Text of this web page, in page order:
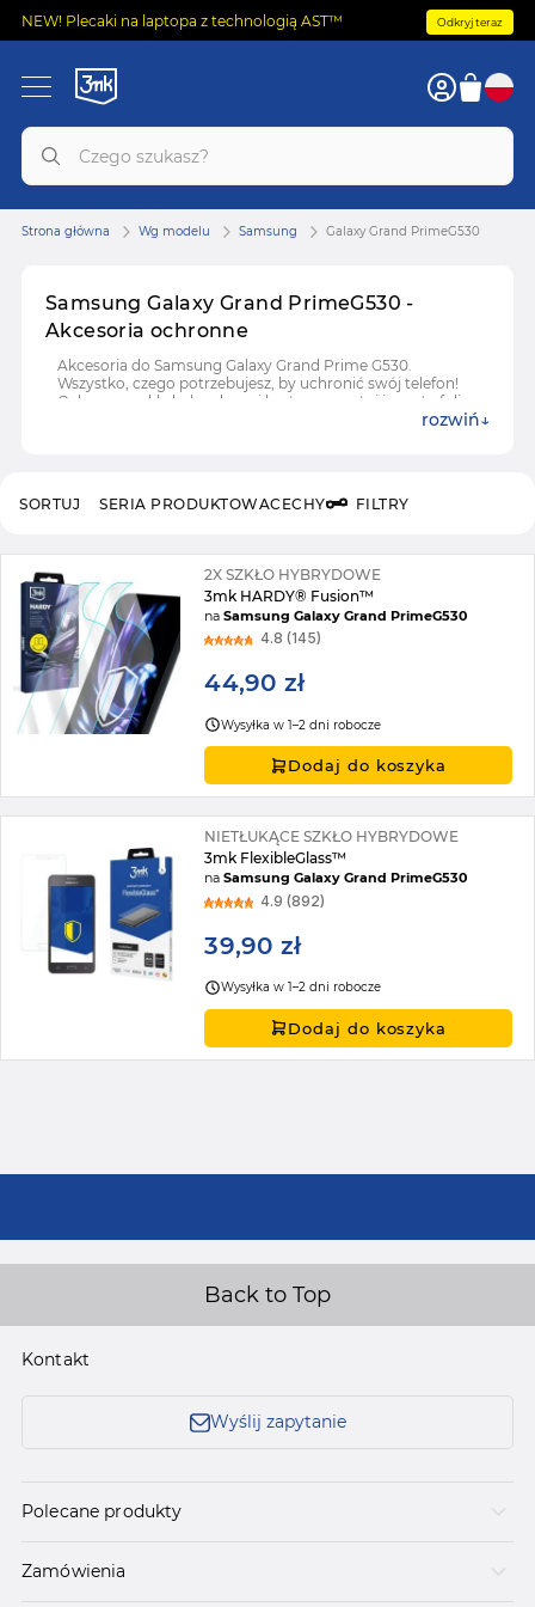
NEW! Plecaki na laptopa z technologią AST™ Odkryj teraz
Samsung Galaxy Grand PrimeG530 -
Akcesoria ochronne
Akcesoria do Samsung Galaxy Grand Prime G530.
Wszystko, czego potrzebujesz, by uchronić swój telefon!
Ochronne szkła hybrydowe i hartowane, etui i case'y, folie
rozwiń
Strona główna Wg modelu Samsung Galaxy Grand PrimeG530
SERIA PRODUKTOWACECHY FILTRY
SORTUJ
2X SZKŁO HYBRYDOWE
3mk HARDY® Fusion™
naSamsung Galaxy Grand PrimeG530
4.8 (145)
44,90 zł
Wysyłka w 1–2 dni robocze
Dodaj do koszyka
NIETŁUKĄCE SZKŁO HYBRYDOWE
3mk FlexibleGlass™
naSamsung Galaxy Grand PrimeG530
4.9 (892)
39,90 zł
Wysyłka w 1–2 dni robocze
Dodaj do koszyka
Back to Top
Kontakt
Wyślij zapytanie
Polecane produkty
Zamówienia